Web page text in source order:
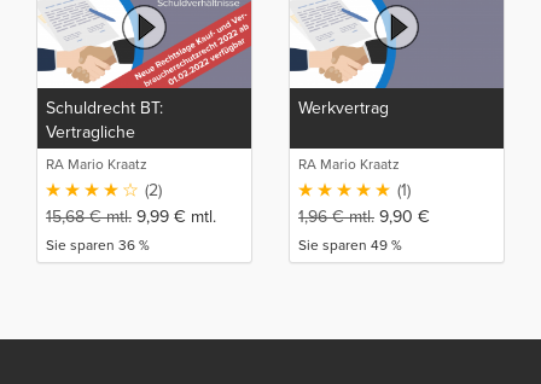
Schuldrecht BT:
Vertragliche
Schuldverhältnisse
RA Mario Kraatz
(2)
15,68€mtl. 9,99 € mtl.
Sie sparen 36 %
Werkvertrag
RA Mario Kraatz
(1)
1,96€mtl. 9,90 €
Sie sparen 49 %